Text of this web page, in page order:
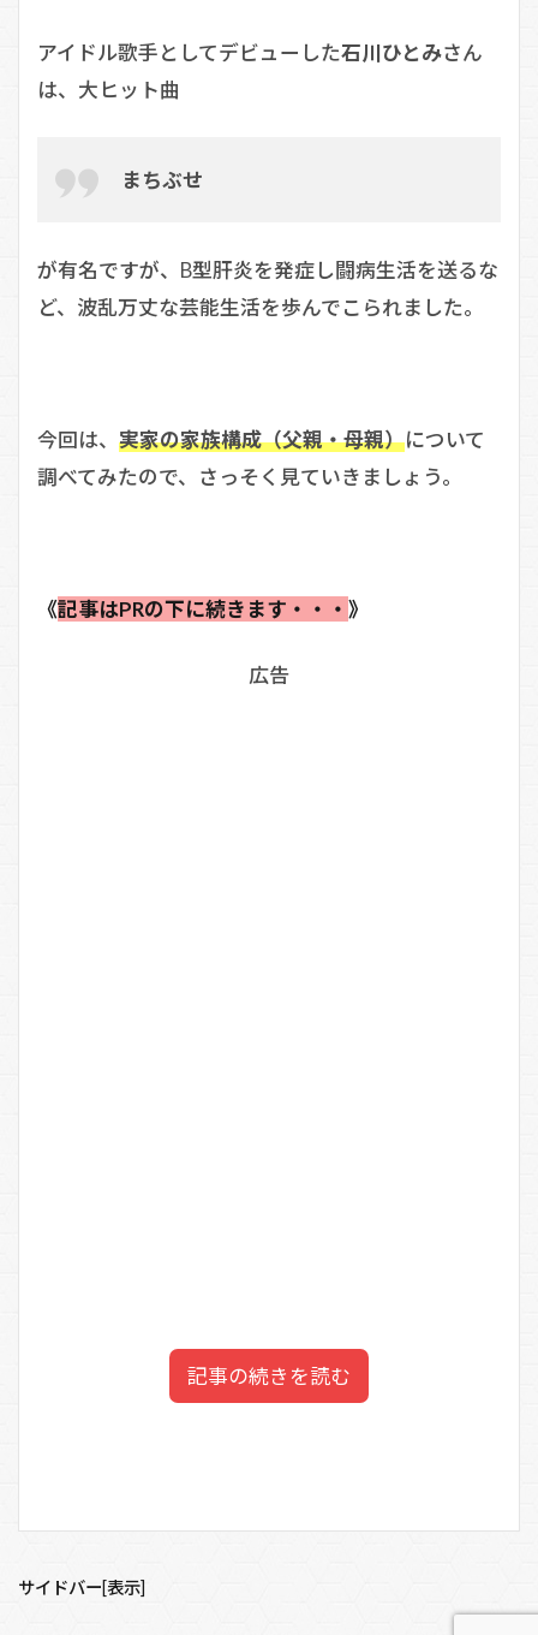
アイドル歌手としてデビューした石川ひとみさん
は、大ヒット曲
まちぶせ
が有名ですが、B型肝炎を発症し闘病生活を送るな
ど、波乱万丈な芸能生活を歩んでこられました。
今回は、 実家の家族構成（父親・母親）について
調べてみたので、さっそく見ていきましょう。
《記事はPRの下に続きます・・・ 》
広告
記事の続きを読む
1 石川ひとみの経歴プロフィール！
サイドバー[表示]